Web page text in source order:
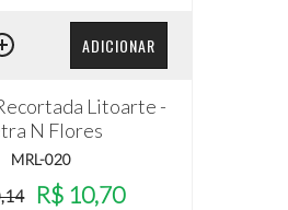
ADICIONAR
Litoarte -
N Flores
MRL-020
R$ 10,70